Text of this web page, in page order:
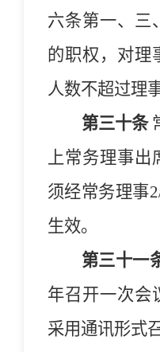
六条第一、三
的职权，对理
人数不超过理
第三十条
上常务理事
须经常务理事
生效。
第三十一
年召开一次会
采用通讯形式